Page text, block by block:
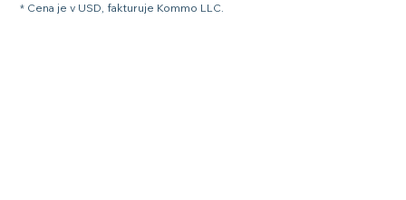
* Cena je v USD, fakturuje Kommo LLC.